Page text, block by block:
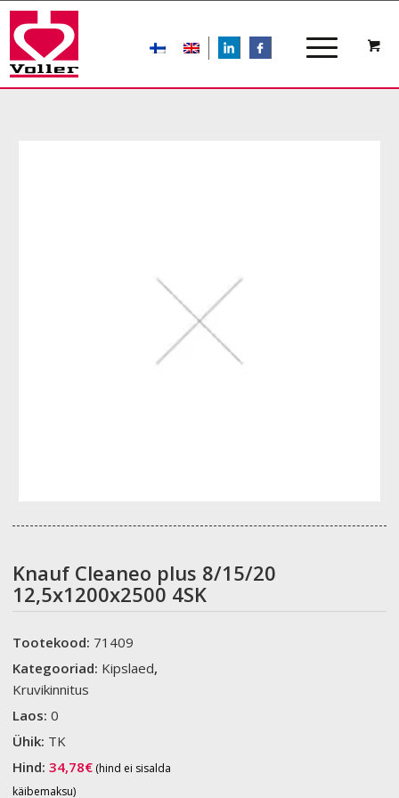
LIn
Knauf Cleaneo plus 8/15/20
12,5x1200x2500 4SK
Tootekood: 71409
Kategooriad: Kipslaed,
Kruvikinnitus
Laos:0
Ühik: TK
Hind:34,78€ (hind ei sisalda
käibemaksu)